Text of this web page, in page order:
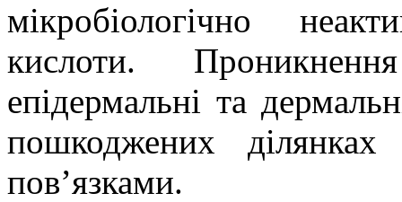
мікробіологічно
кислоти.
епідермальні та
пошкоджених
пов’язками.